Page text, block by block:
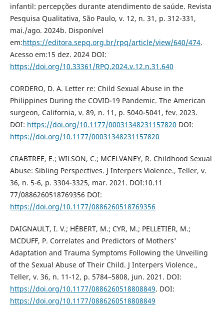
infantil: percepções durante atendimento de saúde. Revista
Pesquisa Qualitativa, São Paulo, v. 12, n. 31, p. 312-331,
mai./ago. 2024b. Disponível
em:https://editora.sepq.org.br/rpq/article/view/640/474.
Acesso em:15 dez. 2024 DOI:
https://doi.org/10.33361/RPQ.2024.v.12.n.31.640
CORDERO, D. A. Letter re: Child Sexual Abuse in the
Philippines During the COVID-19 Pandemic. The American
surgeon, California, v. 89, n. 11, p. 5040-5041, fev. 2023.
DOI: https://doi.org/10.1177/00031348231157820 DOI:
https://doi.org/10.1177/00031348231157820
CRABTREE, E.; WILSON, C.; MCELVANEY, R. Childhood Sexual
Abuse: Sibling Perspectives. J Interpers Violence., Teller, v.
36, n. 5-6, p. 3304-3325, mar. 2021. DOI:10.11
77/0886260518769356 DOI:
https://doi.org/10.1177/0886260518769356
DAIGNAULT, I. V.; HÉBERT, M.; CYR, M.; PELLETIER, M.;
MCDUFF, P. Correlates and Predictors of Mothers'
Adaptation and Trauma Symptoms Following the Unveiling
of the Sexual Abuse of Their Child. J Interpers Violence.,
Teller, v. 36, n. 11-12, p. 5784–5808, jun. 2021. DOI:
https://doi.org/10.1177/0886260518808849. DOI:
https://doi.org/10.1177/0886260518808849